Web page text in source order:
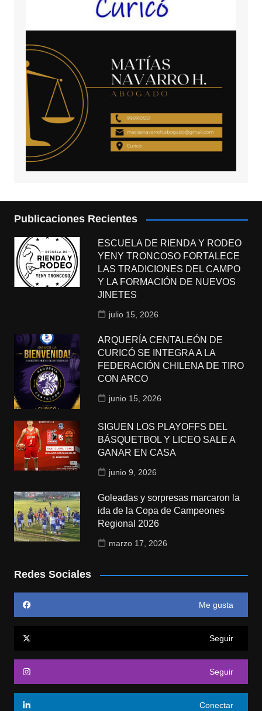
Publicaciones Recientes
ESCUELA DE RIENDA Y RODEO
YENY TRONCOSO FORTALECE
LAS TRADICIONES DEL CAMPO
Y LA FORMACIÓN DE NUEVOS
JINETES
julio 15, 2026
ARQUERÍA CENTALEÓN DE
CURICÓ SE INTEGRA A LA
FEDERACIÓN CHILENA DE TIRO
CON ARCO
junio 15, 2026
SIGUEN LOS PLAYOFFS DEL
BÁSQUETBOL Y LICEO SALE A
GANAR EN CASA
junio 9, 2026
Goleadas y sorpresas marcaron la
ida de la Copa de Campeones
Regional 2026
marzo 17, 2026
Redes Sociales
Me gusta
Seguir
Seguir
Conectar